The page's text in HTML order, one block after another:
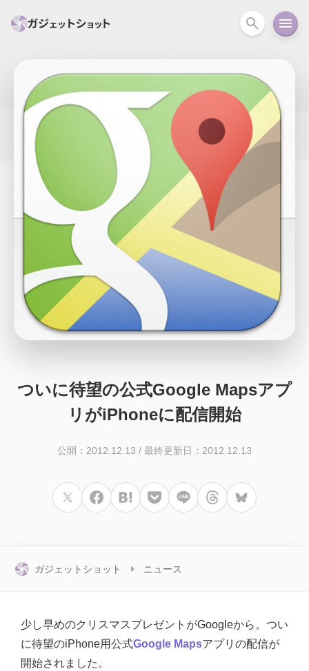
すべて PC関連 カメラ ウェア
セール情報 スマートホーム アクションカメラ カメラ
iPad Android
オーディオ 周辺機器
ついに待望の公式Google Mapsアプ
リがiPhoneに配信開始
公開：2012.12.13 / 最終更新日：2012.12.13
ガジェットショット ニュース
少し早めのクリスマスプレゼントがGoogleから。つい
に待望のiPhone用公式Google Mapsアプリの配信が
開始されました。